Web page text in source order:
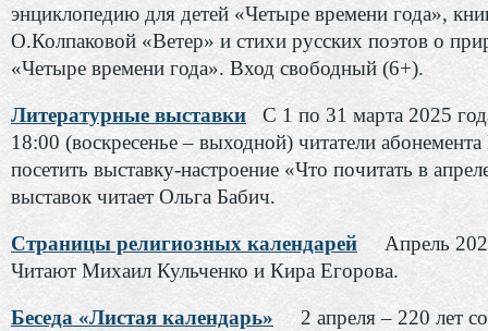
энциклопедию для детей «Четыре времени года»,
О.Колпаковой «Ветер» и стихи русских поэтов о
«Четыре времени года». Вход свободный (6+).
Литературные выставки
С 1 по 31 марта 2025
18:00 (воскресенье – выходной) читатели
посетить выставку-настроение «Что почитать в
выставок читает Ольга Бабич.
Страницы религиозных календарей
Апрель
Читают Михаил Кульченко и Кира Егорова.
Беседа «Листая календарь» 2 апреля – 220 лет